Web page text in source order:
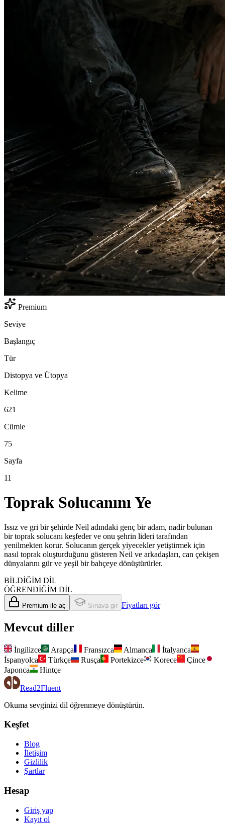
Premium
Seviye
Başlangıç
Tür
Distopya ve Ütopya
Kelime
621
Cümle
75
Sayfa
11
Toprak Solucanını Ye
Issız ve gri bir şehirde Neil adındaki genç bir adam, nadir bulunan
bir toprak solucanı keşfeder ve onu şehrin lideri tarafından
yenilmekten korur. Solucanın gerçek yiyecekler yetiştirmek için
nasıl toprak oluşturduğunu gösteren Neil ve arkadaşları, can çekişen
dünyalarını gür ve yeşil bir bahçeye dönüştürürler.
BİLDİĞİM DİL
ÖĞRENDİĞİM DİL
Premium ile aç Sınava gir Fiyatları gör
Mevcut diller
İngilizce Arapça Fransızca Almanca
İtalyanca
İspanyolca
Türkçe Rusça Portekizce Korece
Çince
Japonca
Hintçe
Read2Fluent
Okuma sevginizi dil öğrenmeye dönüştürün.
Keşfet
Blog
İletişim
Gizlilik
Şartlar
Hesap
Giriş yap
Kayıt ol